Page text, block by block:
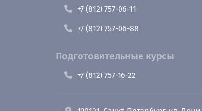
+7 (812) 757-06-11
+7 (812) 757-06-88
Подготовительные курсы
+7 (812) 757-16-22